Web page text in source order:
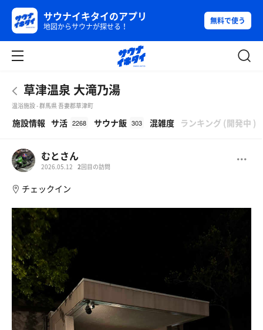
サウナイキタイのアプリ
地図からサウナが探せる！
無料で使う
草津温泉 大滝乃湯
温浴施設 - 群馬県 吾妻郡草津町
施設情報 サ活 2268 サウナ飯 303 混雑度 ランキング (開発中 )
むとさん
2026.05.12 2回目の訪問
チェックイン